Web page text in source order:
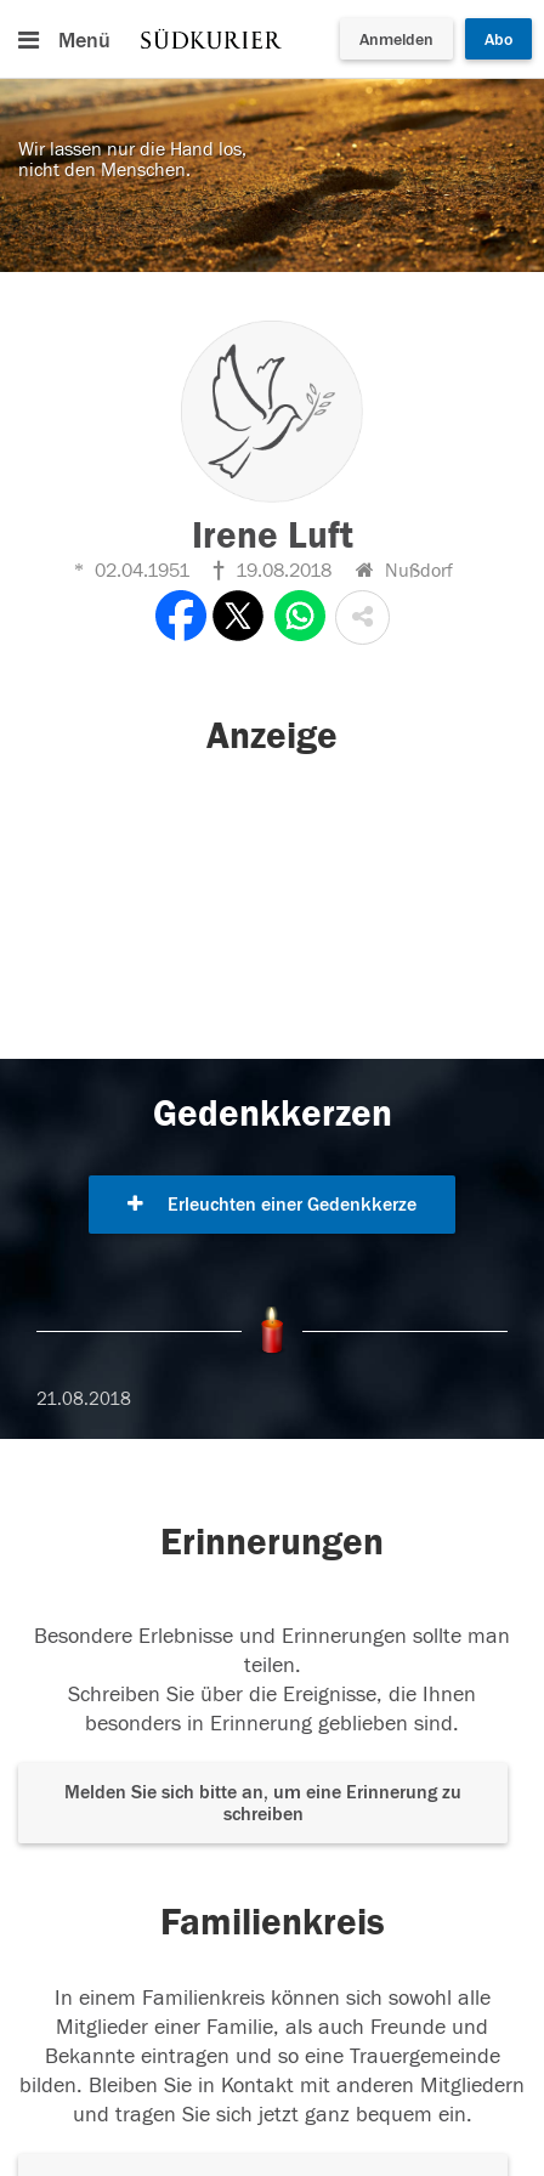
Menü Anmelden Abo
Wir lassen nur die Hand los,
nicht den Menschen.
Irene Luft
02.04.1951 19.08.2018 Nußdorf
Anzeige
Gedenkkerzen
Erleuchten einer Gedenkkerze
21.08.2018
Erinnerungen
Besondere Erlebnisse und Erinnerungen sollte man
teilen.
Schreiben Sie über die Ereignisse, die Ihnen
besonders in Erinnerung geblieben sind.
Melden Sie sich bitte an, um eine Erinnerung zu
schreiben
Familienkreis
In einem Familienkreis können sich sowohl alle
Mitglieder einer Familie, als auch Freunde und
Bekannte eintragen und so eine Trauergemeinde
bilden. Bleiben Sie in Kontakt mit anderen Mitgliedern
und tragen Sie sich jetzt ganz bequem ein.